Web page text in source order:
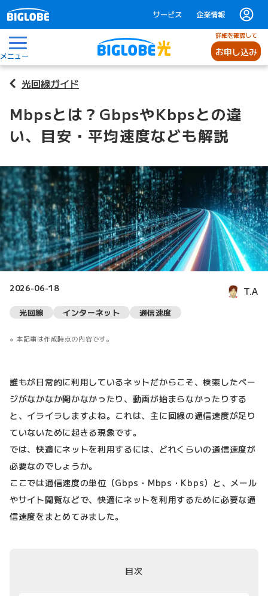
サービス 企業情報
メニュー
詳細を確認して
お申し込み
光回線ガイド
Mbpsとは？GbpsやKbpsとの違
い、目安・平均速度なども解説
2026-06-18 T.A
光回線 インターネット 通信速度
本記事は作成時点の内容です。
誰もが日常的に利用しているネットだからこそ、検索したペー
ジがなかなか開かなかったり、動画が始まらなかったりする
と、イライラしますよね。これは、主に回線の通信速度が足り
ていないために起きる現象です。
では、快適にネットを利用するには、どれくらいの通信速度が
必要なのでしょうか。
ここでは通信速度の単位（Gbps・Mbps・Kbps）と、メール
やサイト閲覧などで、快適にネットを利用するために必要な通
信速度をまとめてみました。
目次